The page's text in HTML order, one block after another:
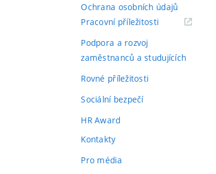
Ochrana osobních údajů
Pracovní příležitosti(externí
Podpora a rozvoj
zaměstnanců a studujících
Rovné příležitosti
Sociální bezpečí
HR Award
Kontakty
Pro média